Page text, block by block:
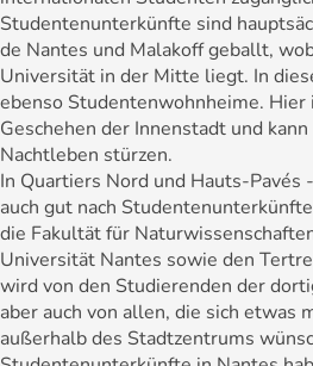
Studentenunterkünfte sind
de Nantes und Malakoff geballt,
Universität in der Mitte liegt. In
ebenso Studentenwohnheime. Hier
Geschehen der Innenstadt und
Nachtleben stürzen.
In Quartiers Nord und Hauts-Pavés
auch gut nach
die Fakultät für
Universität Nantes sowie den
wird von den Studierenden der
aber auch von allen, die sich etwas
außerhalb des Stadtzentrums